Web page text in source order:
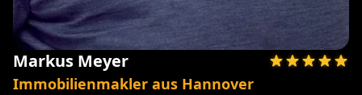
Markus Meyer
Immobilienmakler aus Hannover